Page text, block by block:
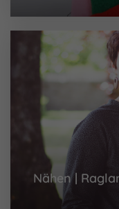
Nähen |